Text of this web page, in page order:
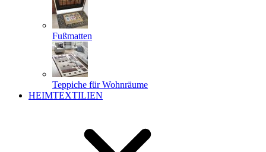
Fußmatten
Teppiche für Wohnräume
HEIMTEXTILIEN